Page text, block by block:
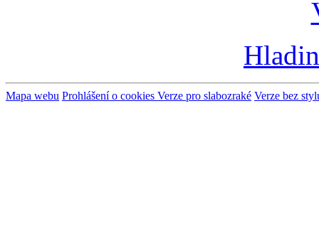
Mapa webu Prohlášení o cookies Verze pro slabozraké Verze bez